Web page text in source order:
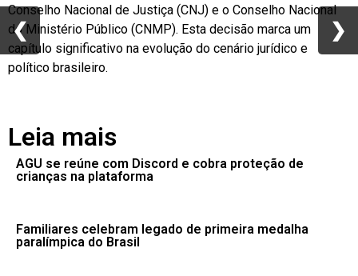
Conselho Nacional de Justiça (CNJ) e o Conselho Nacional
do Ministério Público (CNMP). Esta decisão marca um
capítulo significativo na evolução do cenário jurídico e
político brasileiro.
Leia mais
AGU se reúne com Discord e cobra proteção de
crianças na plataforma
Familiares celebram legado de primeira medalha
paralímpica do Brasil
❮ ❯
❮ ❯